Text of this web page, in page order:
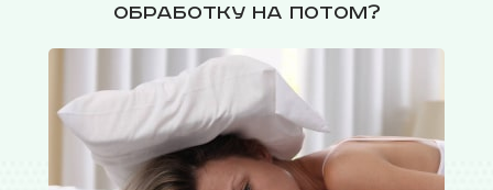
обработку на потом?